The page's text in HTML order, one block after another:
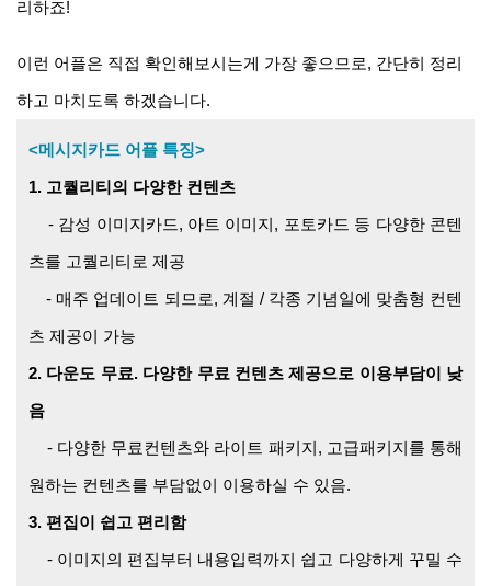
리하죠!
이런 어플은 직접 확인해보시는게 가장 좋으므로, 간단히 정리
하고 마치도록 하겠습니다.
<메시지카드 어플 특징>
1. 고퀄리티의 다양한 컨텐츠
- 감성 이미지카드, 아트 이미지, 포토카드 등 다양한 콘텐
츠를 고퀄리티로 제공
- 매주 업데이트 되므로, 계절 / 각종 기념일에 맞춤형 컨텐
츠 제공이 가능
2. 다운도 무료. 다양한 무료 컨텐츠 제공으로 이용부담이 낮
음
- 다양한 무료컨텐츠와 라이트 패키지, 고급패키지를 통해
원하는 컨텐츠를 부담없이 이용하실 수 있음.
3. 편집이 쉽고 편리함
- 이미지의 편집부터 내용입력까지 쉽고 다양하게 꾸밀 수